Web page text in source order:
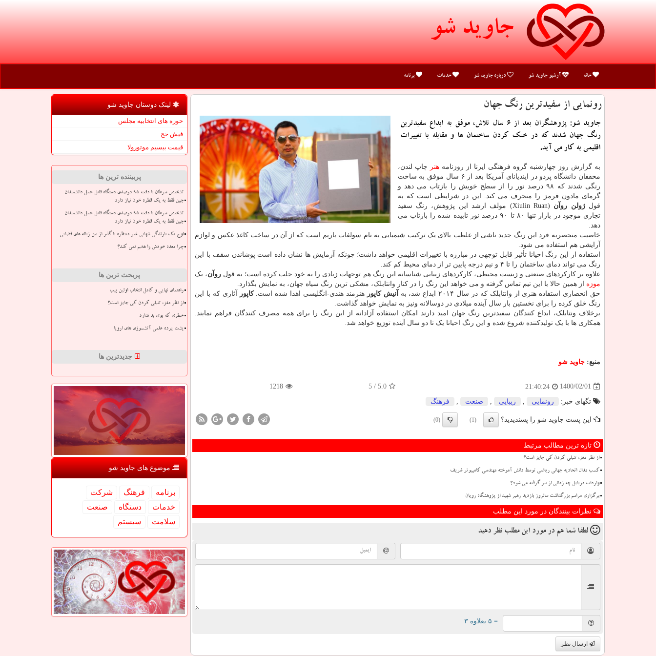
جاوید شو
خانه آرشیو جاوید شو درباره جاوید شو خدمات برنامه
رونمایی از سفیدترین رنگ جهان
جاوید شو: پژوهشگران بعد از ۶ سال تلاش، موفق به ابداع سفیدترین
رنگ جهان شدند که در خنک کردن ساختمان ها و مقابله با تغییرات
اقلیمی به کار می آید.
به گزارش روز چهارشنبه گروه فرهنگی ایرنا از روزنامههنر
چاپ لندن،
محققان دانشگاه پردو در ایندیانای آمریکا بعد از ۶ سال موفق به ساخت
رنگی شدند که ۹۸ درصد نور را از سطح خویش را بازتاب می دهد و
گرمای مادون قرمز را منحرف می کند. این در شرایطی است که به
قولژولن روآن
(Xiulin Ruan) مولف ارشد این پژوهش، رنگ سفید
تجاری موجود در بازار تنها ۸۰ تا ۹۰ درصد نور تابیده شده را بازتاب می
دهد.
خاصیت منحصربه فرد این رنگ جدید ناشی از غلظت بالای یک ترکیب شیمیایی به نام سولفات باریم است که از آن در ساخت کاغذ عکس و لوازم
آرایشی هم استفاده می شود.
استفاده از این رنگ احیانا تأثیر قابل توجهی در مبارزه با تغییرات اقلیمی خواهد داشت؛ چونکه آزمایش ها نشان داده است پوشاندن سقف با این
رنگ می تواند دمای ساختمان را تا ۴ و نیم درجه پایین تر از دمای محیط کم کند.
علاوه بر کارکردهای صنعتی و زیست محیطی، کارکردهای زیبایی شناسانه این رنگ هم توجهات زیادی را به خود جلب کرده است؛ به قول روآن، یک
موزه از همین حالا با این تیم تماس گرفته و می خواهد این رنگ را در کنار وانتابلک، مشکی ترین رنگ سیاه جهان، به نمایش بگذارد.
حق انحصاری استفاده هنری از وانتابلک که در سال ۲۰۱۴ ابداع شد، به
آنیش کاپورهنرمند هندی-انگلیسی اهدا شده است.کاپور
آثاری که با این
رنگ خلق کرده را برای نخستین بار سال آینده میلادی در دوسالانه ونیز به نمایش خواهد گذاشت.
برخلاف ونتابلک، ابداع کنندگان سفیدترین رنگ جهان امید دارند امکان استفاده آزادانه از این رنگ را برای همه مصرف کنندگان فراهم نمایند.
همکاری ها با یک تولیدکننده شروع شده و این رنگ احیانا یک تا دو سال آینده توزیع خواهد شد.
منبع: جاوید شو
1400/02/01
21:40:24
5.0
/ 5
1218
تگهای خبر: رونمایی زیبایی صنعت فرهنگ
این پست جاوید شو را پسندیدید؟ (1)
(0)
تازه ترین مطالب مرتبط
از نظر مغز، تنبلی کردن کی جایز است؟
کسب مدال اتحادیه جهانی ریاضی توسط دانش آموخته مهندسی کامپیوتر شریف
واردات موبایل چه زمانی از سر گرفته می شود؟
برگزاری مراسم بزرگداشت سالروز بازدید رهبر شهید از پژوهشگاه رویان
نظرات بینندگان در مورد این مطلب
لطفا شما هم در مورد این مطلب نظر دهید
= ۵ بعلاوه ۳
ارسال نظر
لینک دوستان جاوید شو
حوزه های انتخابیه مجلس
فیش حج
قیمت بیسیم موتورولا
پربیننده ترین ها
تشخیص سرطان با دقت ۹۵ درصدی دستگاه قابل حمل دانشمندان
چین فقط به یک قطره خون نیاز دارد
تشخیص سرطان با دقت ۹۵ درصدی دستگاه قابل حمل دانشمندان
چین فقط به یک قطره خون نیاز دارد
اوج یک بارندگی شهابی غیر منتظره با گذر از بین زباله های فضایی
چرا معده خودش را هضم نمی کند؟
پربحث ترین ها
راهنمای نهایی و کامل انتخاب اولین پیپ
از نظر مغز، تنبلی کردن کی جایز است؟
خطری که بوی بد ندارد
پشت پرده علمی آتشسوزی های اروپا
جدیدترین ها
موضوع های جاوید شو
برنامه فرهنگ
شركت
خدمات
دستگاه
صنعت
سلامت
سیستم